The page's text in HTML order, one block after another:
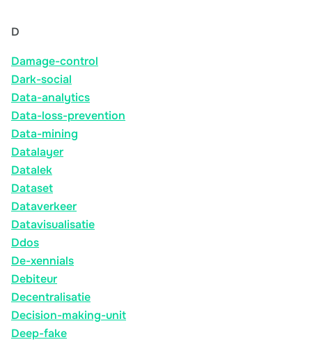
D
Damage-control
Dark-social
Data-analytics
Data-loss-prevention
Data-mining
Datalayer
Datalek
Dataset
Dataverkeer
Datavisualisatie
Ddos
De-xennials
Debiteur
Decentralisatie
Decision-making-unit
Deep-fake